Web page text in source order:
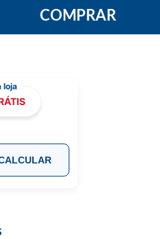
COMPRAR